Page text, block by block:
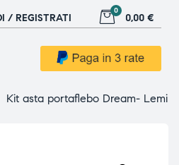
/ REGISTRATI
0
0,00 €
Kit asta portaflebo Dream- Lemi